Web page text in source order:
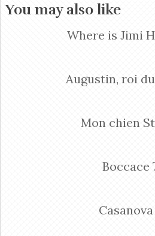
You may also like
Where is Jimi
Augustin, roi
Mon chien
Boccace
Casanova